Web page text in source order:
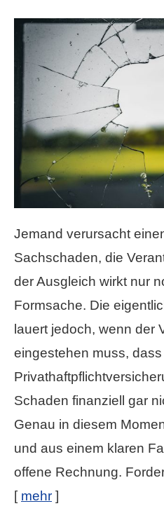
Jemand verursacht
Sachschaden, die
der Ausgleich wirkt nur
Formsache. Die
lauert jedoch, wenn der
eingestehen muss,
Schaden finanziell gar
Genau in diesem
und aus einem klaren
offene Rechnung.
[ mehr ]